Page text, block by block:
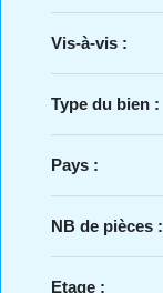
Vis-à-vis :
Type du bien :
Pays :
NB de pièces :
Etage :